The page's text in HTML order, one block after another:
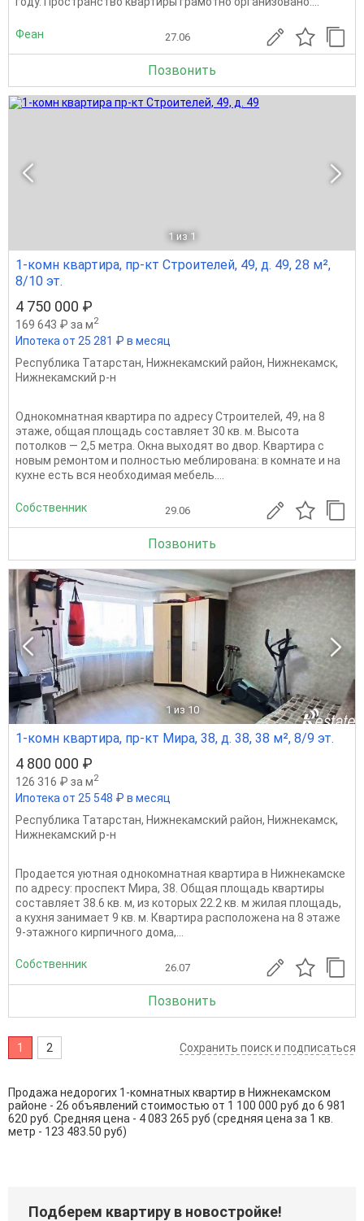
Феан 27.06
Позвонить
1 из 1
1-комн квартира, пр-кт Строителей, 49, д. 49, 28 м²,
8/10 эт.
4 750 000 ₽
169 643 ₽ за м2
Ипотека от 25 281 ₽ в месяц
Республика Татарстан, Нижнекамский район, Нижнекамск,
Нижнекамский р-н
Однокомнатная квартира по адресу Строителей, 49, на 8
этаже, общая площадь составляет 30 кв. м. Высота
потолков — 2,5 метра. Окна выходят во двор. Квартира с
новым ремонтом и полностью меблирована: в комнате и на
кухне есть вся необходимая мебель....
Собственник 29.06
Позвонить
1 из 10
1-комн квартира, пр-кт Мира, 38, д. 38, 38 м², 8/9 эт.
4 800 000 ₽
126 316 ₽ за м2
Ипотека от 25 548 ₽ в месяц
Республика Татарстан, Нижнекамский район, Нижнекамск,
Нижнекамский р-н
Продается уютная однокомнатная квартира в Нижнекамске
по адресу: проспект Мира, 38. Общая площадь квартиры
составляет 38.6 кв. м, из которых 22.2 кв. м жилая площадь,
а кухня занимает 9 кв. м. Квартира расположена на 8 этаже
9-этажного кирпичного дома,...
Собственник 26.07
Позвонить
1 2 Сохранить поиск и подписаться
Продажа недорогих 1-комнатных квартир в Нижнекамском
районе - 26 объявлений стоимостью от 1 100 000 руб до 6 981
620 руб. Средняя цена - 4 083 265 руб (средняя цена за 1 кв.
метр - 123 483.50 руб)
Подберем квартиру в новостройке!